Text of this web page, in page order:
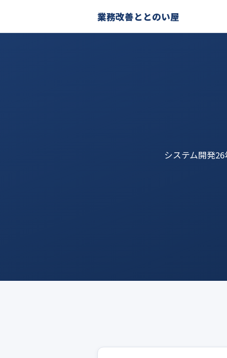
業務改善ととのい屋
システム開発